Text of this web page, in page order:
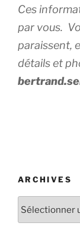
Ces
par vous.
paraissent,
détails et
ARCHIVES